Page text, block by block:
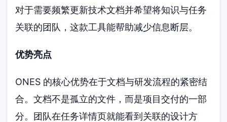
对于需要频繁更新技术文档并希望将知识与任务
关联的团队，这款工具能帮助减少信息断层。
优势亮点
ONES 的核心优势在于文档与研发流程的紧密结
合。文档不是孤立的文件，而是项目交付的一部
分。团队在任务详情页就能看到关联的设计方